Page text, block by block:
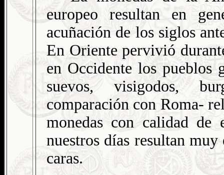
europeo resultan en
acuñación de los siglos
En Oriente pervivió
en Occidente los pueblos
suevos, visigodos,
comparación con Roma-
monedas con calidad de
nuestros días resultan
caras.